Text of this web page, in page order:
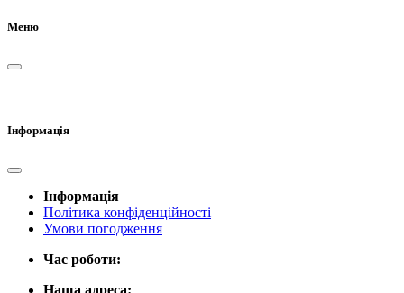
Меню
Інформація
Інформація
Політика конфіденційності
Умови погодження
Час роботи:
Наша адреса: